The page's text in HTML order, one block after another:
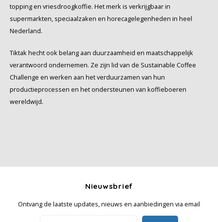
topping en vriesdroogkoffie. Het merk is verkrijgbaar in
supermarkten, speciaalzaken en horecagelegenheden in heel
Nederland.
Tiktak hecht ook belang aan duurzaamheid en maatschappelijk
verantwoord ondernemen. Ze zijn lid van de Sustainable Coffee
Challenge en werken aan het verduurzamen van hun
productieprocessen en het ondersteunen van koffieboeren
wereldwijd.
Nieuwsbrief
Ontvang de laatste updates, nieuws en aanbiedingen via email